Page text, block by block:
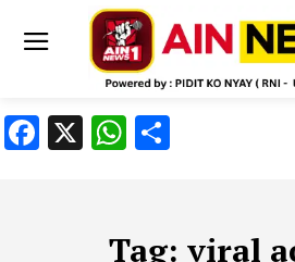
Facebook
X WhatsApp
Tag: viral